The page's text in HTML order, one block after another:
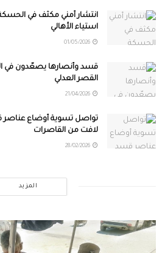
انتشار أمني مكثف في
استياء الأهالي
قسد وأنصارها يصعّدون في
القصر العدلي
تواصل تسوية أوضاع عناصر
لافت من القاصرات
المزيد